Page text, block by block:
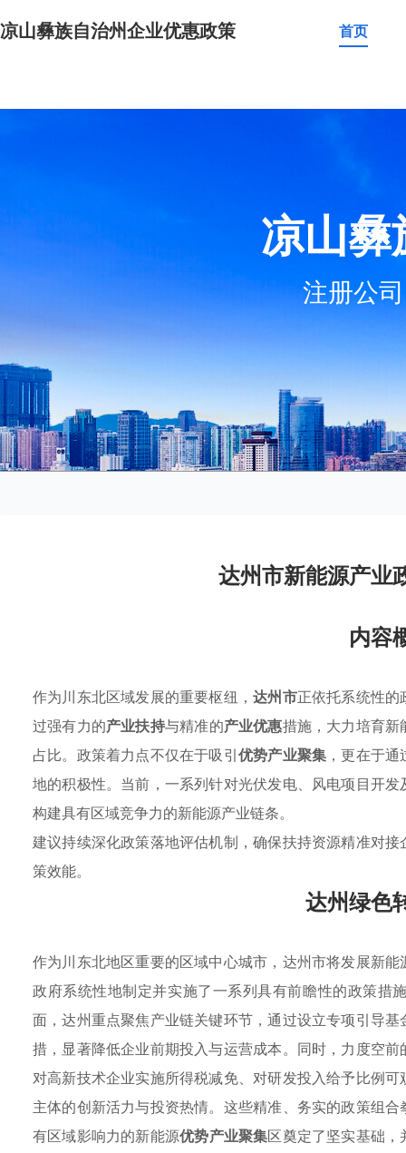
凉山彝族自治州企业优惠政策 首页
凉山
注册公
达州市新能源产业
内容
作为川东北区域发展的重要枢纽，达州市正依托系统性的
过强有力的产业扶持与精准的产业优惠措施，大力培育
占比。政策着力点不仅在于吸引优势产业聚集 ，更在于
地的积极性。当前，一系列针对光伏发电、风电项目开
构建具有区域竞争力的新能源产业链条。
建议持续深化政策落地评估机制，确保扶持资源精准对
策效能。
达州绿色
作为川东北地区重要的区域中心城市，达州市将发展新
政府系统性地制定并实施了一系列具有前瞻性的政策措
面，达州重点聚焦产业链关键环节，通过设立专项引导
措，显著降低企业前期投入与运营成本。同时，力度空前
对高新技术企业实施所得税减免、对研发投入给予比例
主体的创新活力与投资热情。这些精准、务实的政策组
有区域影响力的新能源优势产业聚集区奠定了坚实基础